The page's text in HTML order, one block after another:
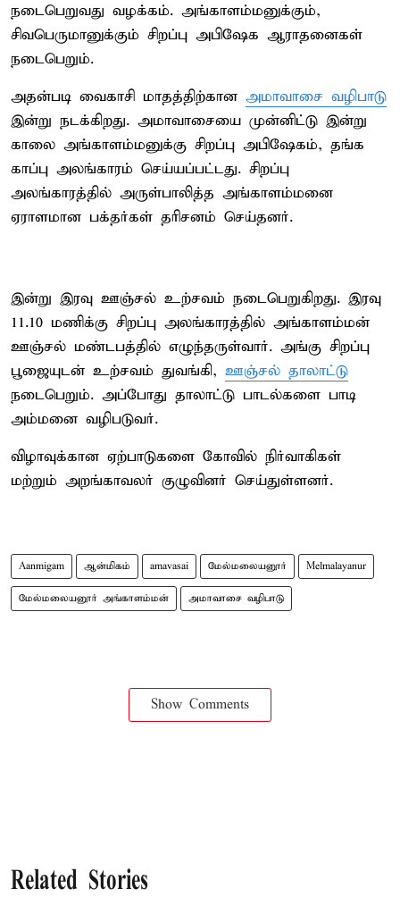
நடைபெறுவது வழக்கம். அங்காளம்மனுக்கும்,
சிவபெருமானுக்கும் சிறப்பு அபிஷேக ஆராதனைகள்
நடைபெறும்.
அதன்படி வைகாசி மாதத்திற்கான அமாவாசை வழிபாடு
இன்று நடக்கிறது. அமாவாசையை முன்னிட்டு இன்று
காலை அங்காளம்மனுக்கு சிறப்பு அபிஷேகம், தங்க
காப்பு அலங்காரம் செய்யப்பட்டது. சிறப்பு
அலங்காரத்தில் அருள்பாலித்த அங்காளம்மனை
ஏராளமான பக்தர்கள் தரிசனம் செய்தனர்.
இன்று இரவு ஊஞ்சல் உற்சவம் நடைபெறுகிறது. இரவு
11.10 மணிக்கு சிறப்பு அலங்காரத்தில் அங்காளம்மன்
ஊஞ்சல் மண்டபத்தில் எழுந்தருள்வார். அங்கு சிறப்பு
பூஜையுடன் உற்சவம் துவங்கி, ஊஞ்சல் தாலாட்டு
நடைபெறும். அப்போது தாலாட்டு பாடல்களை பாடி
அம்மனை வழிபடுவர்.
விழாவுக்கான ஏற்பாடுகளை கோவில் நிர்வாகிகள்
மற்றும் அறங்காவலர் குழுவினர் செய்துள்ளனர்.
Aanmigam ஆன்மிகம் amavasai மேல்மலையனூர் Melmalayanur
மேல்மலையனூர் அங்காளம்மன் அமாவாசை வழிபாடு
Show Comments
Related Stories